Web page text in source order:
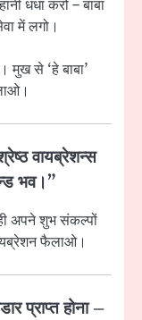
धंधा करो – बाबा
में लगो।
मुख से ‘हे बाबा’
वायब्रेशन्स
भव।”
अपने शुभ संकल्पों
फैलाओ।
प्राप्त होना –